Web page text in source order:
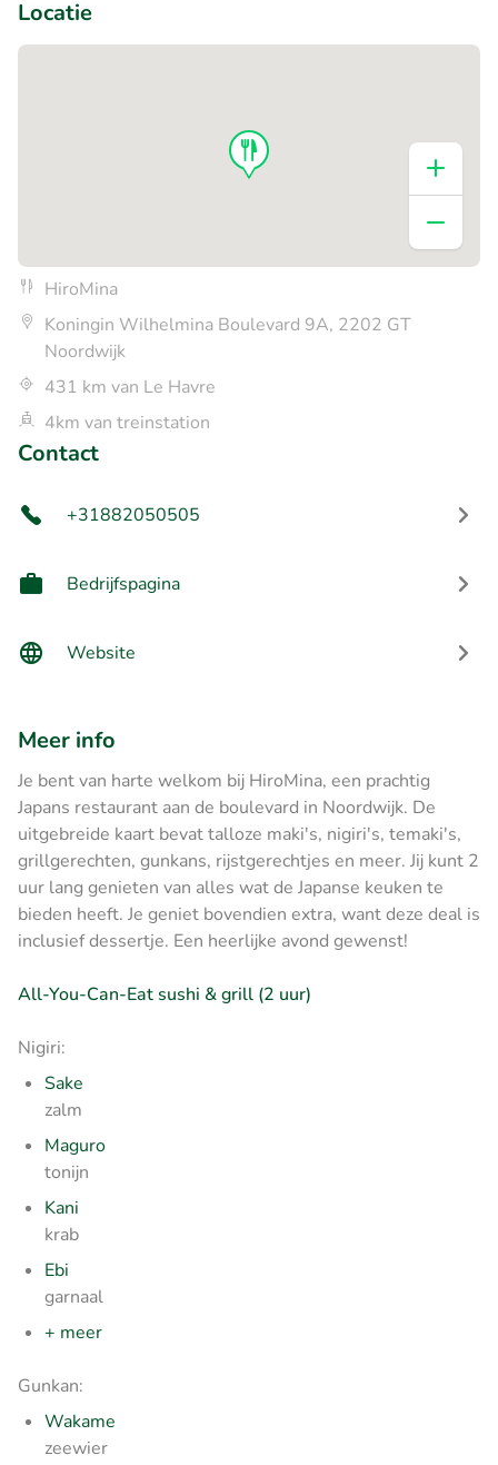
Locatie
HiroMina
Koningin Wilhelmina Boulevard 9A, 2202 GT
Noordwijk
431 km van Le Havre
4km van treinstation
Contact
+31882050505
Bedrijfspagina
Website
Meer info
Je bent van harte welkom bij HiroMina, een prachtig
Japans restaurant aan de boulevard in Noordwijk. De
uitgebreide kaart bevat talloze maki's, nigiri's, temaki's,
grillgerechten, gunkans, rijstgerechtjes en meer. Jij kunt 2
uur lang genieten van alles wat de Japanse keuken te
bieden heeft. Je geniet bovendien extra, want deze deal is
inclusief dessertje. Een heerlijke avond gewenst!
All-You-Can-Eat sushi & grill (2 uur)
Nigiri:
Sake
zalm
Maguro
tonijn
Kani
krab
Ebi
garnaal
+ meer
Gunkan:
Wakame
zeewier